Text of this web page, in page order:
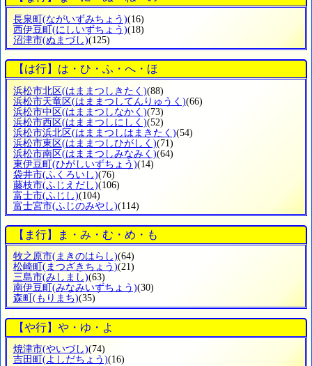
長泉町 (ながいずみちょう)(16)
西伊豆町 (にしいずちょう)(18)
沼津市(ぬまづし)(125)
【は行】は・ひ・ふ・へ・ほ
浜松市北区(はままつしきたく)(88)
浜松市天竜区(はままつしてんりゅうく)(66)
浜松市中区(はままつしなかく)(73)
浜松市西区(はままつしにしく)(52)
浜松市浜北区(はままつしはまきたく)(54)
浜松市東区(はままつしひがしく)(71)
浜松市南区(はままつしみなみく)(64)
東伊豆町(ひがしいずちょう)(14)
袋井市(ふくろいし)(76)
藤枝市(ふじえだし)(106)
富士市(ふじし)(104)
富士宮市(ふじのみやし)(114)
【ま行】ま・み・む・め・も
牧之原市(まきのはらし)(64)
松崎町 (まつざきちょう)(21)
三島市(みしまし)(63)
南伊豆町 (みなみいずちょう)(30)
森町 (もりまち)(35)
【や行】や・ゆ・よ
焼津市(やいづし)(74)
吉田町 (よしだちょう)(16)